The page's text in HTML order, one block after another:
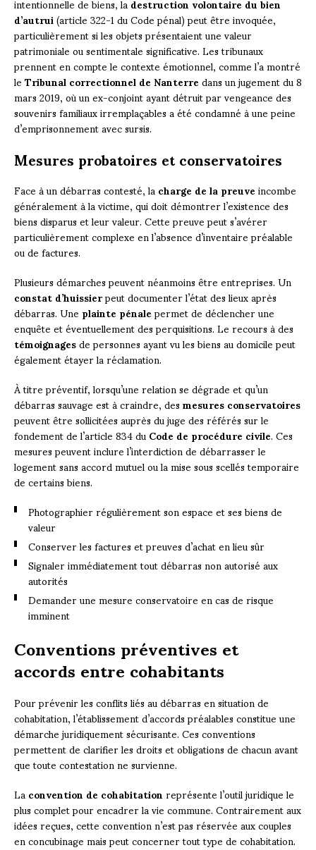
d’autrui(article 322-1 du Code pénal) peut être invoquée,
particulièrement si les objets présentaient une valeur
patrimoniale ou sentimentale significative. Les tribunaux
prennent en compte le contexte émotionnel, comme l’a montré
leTribunal correctionnel de Nanterredans un jugement du 8
mars 2019, où un ex-conjoint ayant détruit par vengeance des
souvenirs familiaux irremplaçables a été condamné à une peine
d’emprisonnement avec sursis.
Mesures probatoires et conservatoires
Face à un débarras contesté, lacharge de la preuveincombe
généralement à la victime, qui doit démontrer l’existence des
biens disparus et leur valeur. Cette preuve peut s’avérer
particulièrement complexe en l’absence d’inventaire préalable
ou de factures.
Plusieurs démarches peuvent néanmoins être entreprises. Un
constat d’huissierpeut documenter l’état des lieux après
débarras. Uneplainte pénalepermet de déclencher une
enquête et éventuellement des perquisitions. Le recours à des
témoignagesde personnes ayant vu les biens au domicile peut
également étayer la réclamation.
À titre préventif, lorsqu’une relation se dégrade et qu’un
débarras sauvage est à craindre, desmesures conservatoires
peuvent être sollicitées auprès du juge des référés sur le
fondement de l’article 834 duCode de procédure civile. Ces
mesures peuvent inclure l’interdiction de débarrasser le
logement sans accord mutuel ou la mise sous scellés temporaire
de certains biens.
Photographier régulièrement son espace et ses biens de
valeur
Conserver les factures et preuves d’achat en lieu sûr
Signaler immédiatement tout débarras non autorisé aux
autorités
Demander une mesure conservatoire en cas de risque
imminent
Conventions préventives et
accords entre cohabitants
Pour prévenir les conflits liés au débarras en situation de
cohabitation, l’établissement d’accords préalables constitue une
démarche juridiquement sécurisante. Ces conventions
permettent de clarifier les droits et obligations de chacun avant
que toute contestation ne survienne.
Laconvention de cohabitationreprésente l’outil juridique le
plus complet pour encadrer la vie commune. Contrairement aux
idées reçues, cette convention n’est pas réservée aux couples
en concubinage mais peut concerner tout type de cohabitation.